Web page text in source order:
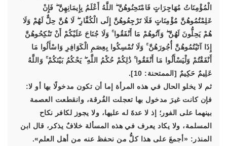
الْمُؤْمِنَاتُ مُهَاجِرَاتٍ فَامْتَحِنُوهُنَّ ۖ اللَّهُ أَعْلَمُ بِإِيمَانِهِنَّ ۖ فَإِنْ
عَلِمْتُمُوهُنَّ مُؤْمِنَاتٍ فَلَا تَرْجِعُوهُنَّ إِلَى الْكُفَّارِ ۖ لَا هُنَّ حِلٌّ لَهُمْ وَلَا
هُمْ يَحِلُّونَ لَهُنَّ ۖ وَآتُوهُمْ مَا أَنْفَقُوا ۚ وَلَا جُنَاحَ عَلَيْكُمْ أَنْ تَنْكِحُوهُنَّ
إِذَا آتَيْتُمُوهُنَّ أُجُورَهُنَّ ۚ وَلَا تُمْسِكُوا بِعِصَمِ الْكَوَافِرِ وَاسْأَلُوا مَا
أَنْفَقْتُمْ وَلْيَسْأَلُوا مَا أَنْفَقُوا ۚ ذَٰلِكُمْ حُكْمُ اللَّهِ ۖ يَحْكُمُ بَيْنَكُمْ ۚ وَاللَّهُ
عَلِيمٌ حَكِيمٌ [الممتحنة: 10].
ثم لا يخلو الحال في هذه المرأة إما أن تكون مدخولًا بها أو لا:
فإن كانت غيرَ مدخول بها تعجلت الفُرقة، وانقطعت العصمة
بينهما على الفور؛ إذ لا عدةَ له عليها، ولا يجوز لكافر نكاح
المسلمة، ولا يكاد يعرف في هذه المسألة خلافٌ يذكر، قال ابن
المنذر: «أجمعَ على هذا كلُّ من نحفظ عنه من أهل العلم».